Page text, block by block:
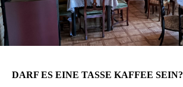
DARF ES EINE TASSE KAFFEE SEIN?